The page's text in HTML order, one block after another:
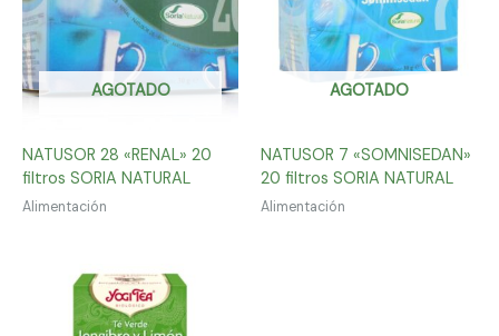
AGOTADO
NATUSOR 28 «RENAL» 20
filtros SORIA NATURAL
Alimentación
AGOTADO
NATUSOR 7 «SOMNISEDAN»
20 filtros SORIA NATURAL
Alimentación